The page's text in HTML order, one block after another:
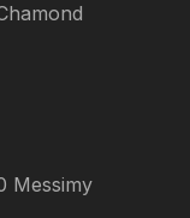
Messimy